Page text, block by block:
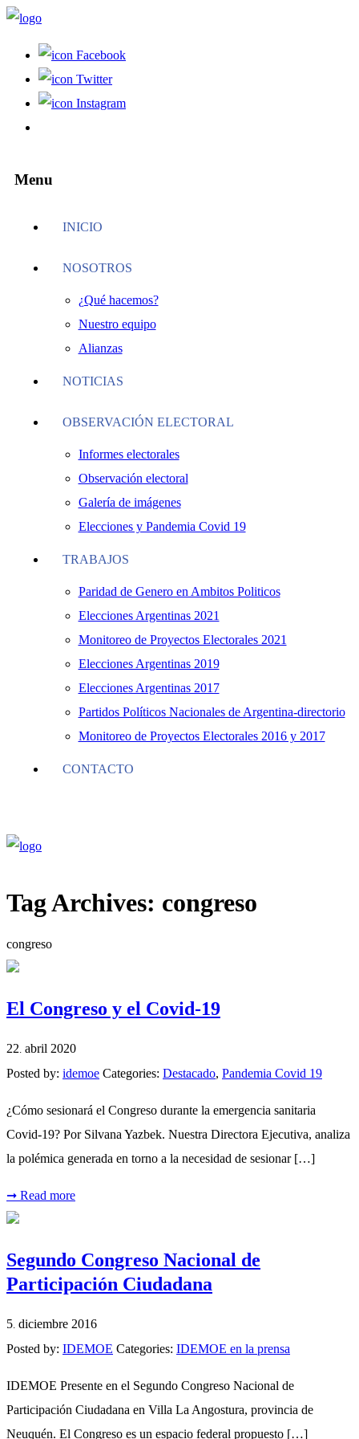
Facebook
Twitter
Instagram
Menu
INICIO
NOSOTROS
¿Qué hacemos?
Nuestro equipo
Alianzas
NOTICIAS
OBSERVACIÓN ELECTORAL
Informes electorales
Observación electoral
Galería de imágenes
Elecciones y Pandemia Covid 19
TRABAJOS
Paridad de Genero en Ambitos Politicos
Elecciones Argentinas 2021
Monitoreo de Proyectos Electorales 2021
Elecciones Argentinas 2019
Elecciones Argentinas 2017
Partidos Políticos Nacionales de Argentina-directorio
Monitoreo de Proyectos Electorales 2016 y 2017
CONTACTO
Tag Archives: congreso
congreso
El Congreso y el Covid-19
22 abril 2020
Posted by: idemoe Categories: Destacado, Pandemia Covid 19
¿Cómo sesionará el Congreso durante la emergencia sanitaria
Covid-19? Por Silvana Yazbek. Nuestra Directora Ejecutiva, analiza
la polémica generada en torno a la necesidad de sesionar […]
➞ Read more
Segundo Congreso Nacional de
Participación Ciudadana
5 diciembre 2016
Posted by: IDEMOE Categories: IDEMOE en la prensa
IDEMOE Presente en el Segundo Congreso Nacional de
Participación Ciudadana en Villa La Angostura, provincia de
Neuquén. El Congreso es un espacio federal propuesto […]